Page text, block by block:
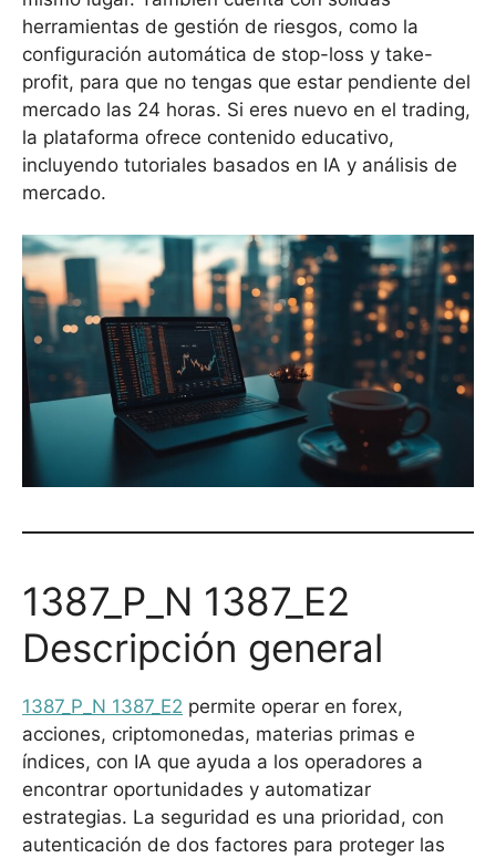
herramientas de gestión de riesgos, como la
configuración automática de stop-loss y take-
profit, para que no tengas que estar pendiente del
mercado las 24 horas. Si eres nuevo en el trading,
la plataforma ofrece contenido educativo,
incluyendo tutoriales basados en IA y análisis de
mercado.
1387_P_N 1387_E2
Descripción general
1387_P_N 1387_E2 permite operar en forex,
acciones, criptomonedas, materias primas e
índices, con IA que ayuda a los operadores a
encontrar oportunidades y automatizar
estrategias. La seguridad es una prioridad, con
autenticación de dos factores para proteger las